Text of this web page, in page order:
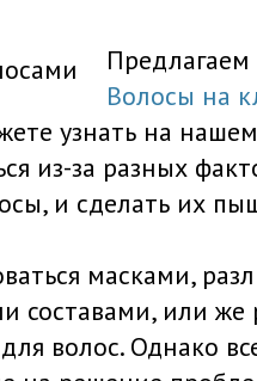
Волосы на
узнать на
из-за разных
и сделать их
масками,
составами, или же
волос. Однако